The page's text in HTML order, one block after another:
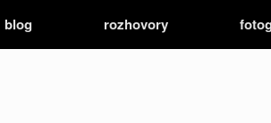
blog rozhovory